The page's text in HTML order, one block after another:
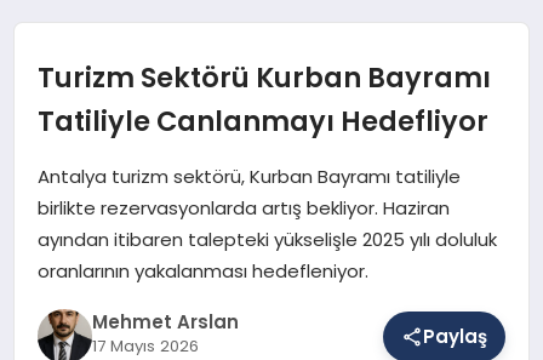
EKONOMI
SPOR
MAGAZIN
Turizm Sektörü Kurban Bayramı
Tatiliyle Canlanmayı Hedefliyor
Antalya turizm sektörü, Kurban Bayramı tatiliyle
birlikte rezervasyonlarda artış bekliyor. Haziran
ayından itibaren talepteki yükselişle 2025 yılı doluluk
oranlarının yakalanması hedefleniyor.
Mehmet Arslan
17 Mayıs 2026 Paylaş